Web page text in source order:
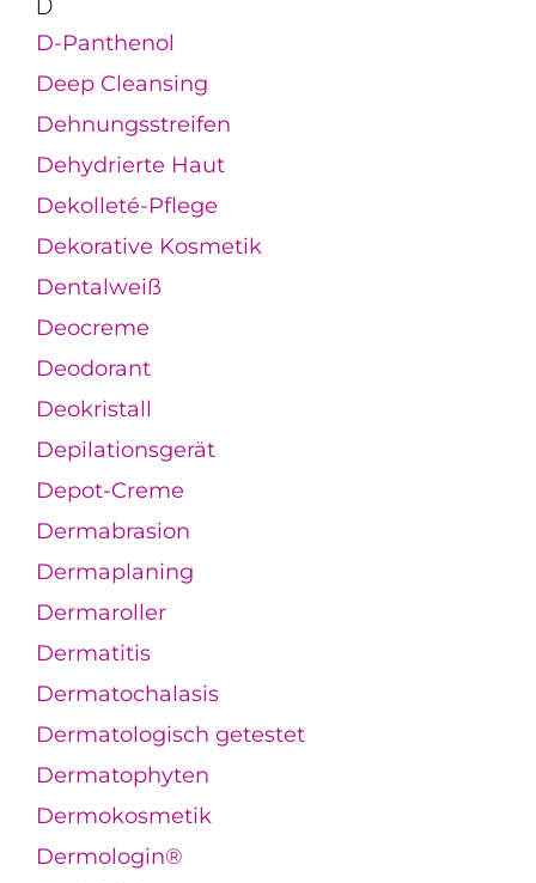
D
D-Panthenol
Deep Cleansing
Dehnungsstreifen
Dehydrierte Haut
Dekolleté-Pflege
Dekorative Kosmetik
Dentalweiß
Deocreme
Deodorant
Deokristall
Depilationsgerät
Depot-Creme
Dermabrasion
Dermaplaning
Dermaroller
Dermatitis
Dermatochalasis
Dermatologisch getestet
Dermatophyten
Dermokosmetik
Dermologin®